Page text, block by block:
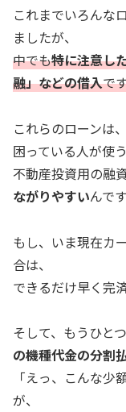
これまでいろんな
ましたが、
中でも特に注意し
融」などの借入で
これらのローンは
困っている人が使
不動産投資用の融
ながりやすいんです
もし、いま現在カ
合は、
できるだけ早く完
そして、もうひと
の機種代金の分割
「えっ、こんな
が、